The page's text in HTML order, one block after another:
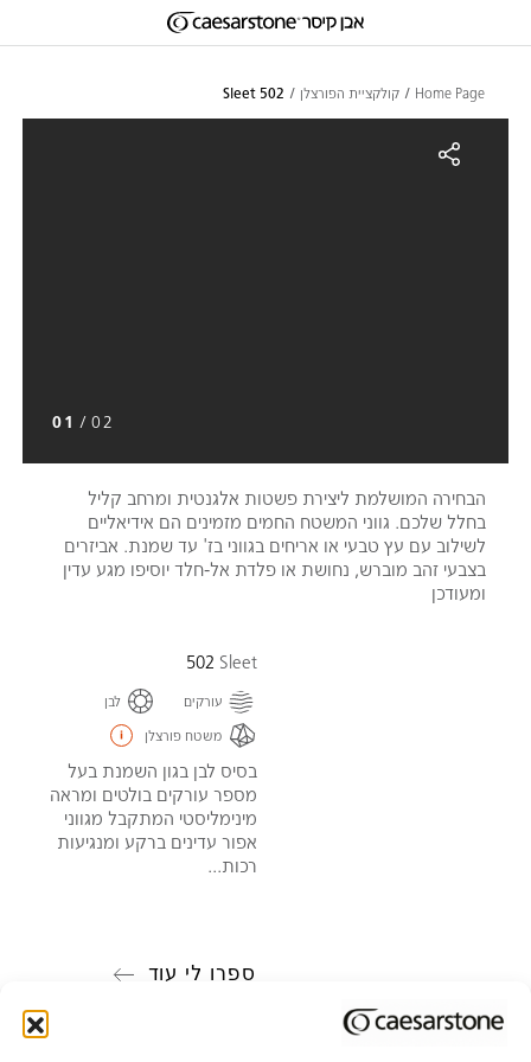
Home Page קולקציית הפורצלן 502 Sleet
01 / 02
הבחירה המושלמת ליצירת פשטות אלגנטית ומרחב קליל
בחלל שלכם. גווני המשטח החמים מזמינים הם אידיאליים
לשילוב עם עץ טבעי או אריחים בגווני בז' עד שמנת. אביזרים
בצבעי זהב מוברש, נחושת או פלדת אל-חלד יוסיפו מגע עדין
ומעודכן
502 Sleet
עורקים
לבן
משטח פורצלן
בסיס לבן בגון השמנת בעל
מספר עורקים בולטים ומראה
מינימליסטי המתקבל מגווני
אפור עדינים ברקע ומנגיעות
רכות...
ספרו לי עוד